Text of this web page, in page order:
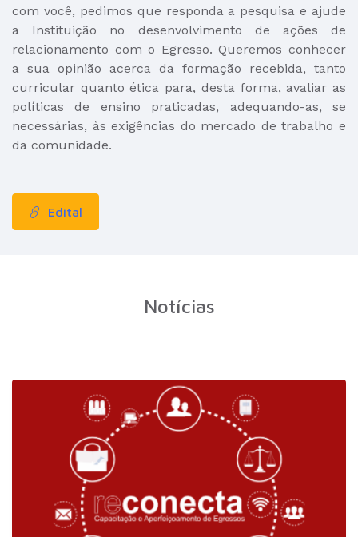
com você, pedimos que responda a pesquisa e ajude
a Instituição no desenvolvimento de ações de
relacionamento com o Egresso. Queremos conhecer
a sua opinião acerca da formação recebida, tanto
curricular quanto ética para, desta forma, avaliar as
políticas de ensino praticadas, adequando-as, se
necessárias, às exigências do mercado de trabalho e
da comunidade.
Edital
Notícias